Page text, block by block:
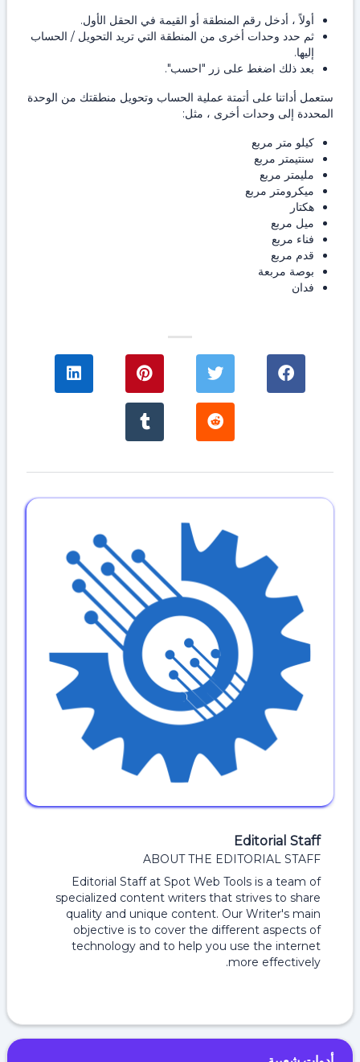
أولاً ، أدخل رقم المنطقة أو القيمة في الحقل الأول.
ثم حدد وحدات أخرى من المنطقة التي تريد التحويل / الحساب
إليها.
بعد ذلك اضغط على زر "احسب".
ستعمل أداتنا على أتمتة عملية الحساب وتحويل منطقتك من الوحدة
المحددة إلى وحدات أخرى ، مثل:
كيلو متر مربع
سنتيمتر مربع
مليمتر مربع
ميكرومتر مربع
هكتار
ميل مربع
فناء مربع
قدم مربع
بوصة مربعة
فدان
Editorial Staff
ABOUT THE EDITORIAL STAFF
Editorial Staff at Spot Web Tools is a team of
specialized content writers that strives to share
quality and unique content. Our Writer's main
objective is to cover the different aspects of
technology and to help you use the internet
more effectively.